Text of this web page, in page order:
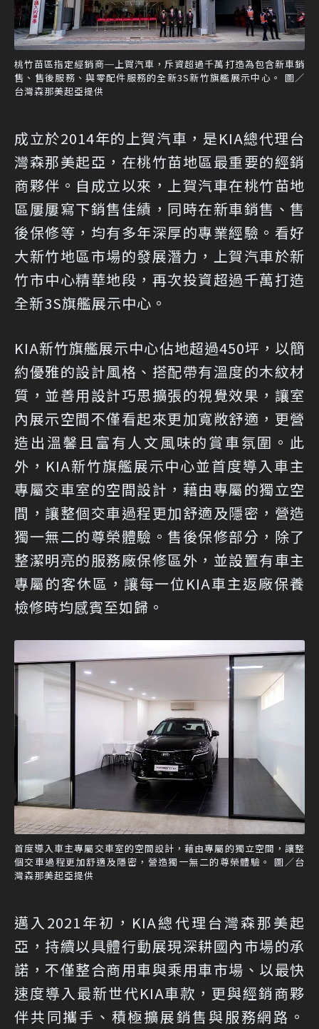
桃竹苗區指定經銷商─上賀汽車，斥資超過千萬打造為包含新車銷
售、售後服務、與零配件服務的全新3S新竹旗艦展示中心。 圖／
台灣森那美起亞提供
成立於2014年的上賀汽車，是KIA總代理台
灣森那美起亞，在桃竹苗地區最重要的經銷
商夥伴。自成立以來，上賀汽車在桃竹苗地
區屢屢寫下銷售佳績，同時在新車銷售、售
後保修等，均有多年深厚的專業經驗。看好
大新竹地區市場的發展潛力，上賀汽車於新
竹市中心精華地段，再次投資超過千萬打造
全新3S旗艦展示中心。
KIA新竹旗艦展示中心佔地超過450坪，以簡
約優雅的設計風格、搭配帶有溫度的木紋材
質，並善用設計巧思擴張的視覺效果，讓室
內展示空間不僅看起來更加寬敞舒適，更營
造出溫馨且富有人文風味的賞車氛圍。此
外，KIA新竹旗艦展示中心並首度導入車主
專屬交車室的空間設計，藉由專屬的獨立空
間，讓整個交車過程更加舒適及隱密，營造
獨一無二的尊榮體驗。售後保修部分，除了
整潔明亮的服務廠保修區外，並設置有車主
專屬的客休區，讓每一位KIA車主返廠保養
檢修時均感賓至如歸。
首度導入車主專屬交車室的空間設計，藉由專屬的獨立空間，讓整
個交車過程更加舒適及隱密，營造獨一無二的尊榮體驗。 圖／台
灣森那美起亞提供
邁入2021年初，KIA總代理台灣森那美起
亞，持續以具體行動展現深耕國內市場的承
諾，不僅整合商用車與乘用車市場、以最快
速度導入最新世代KIA車款，更與經銷商夥
伴共同攜手、積極擴展銷售與服務網路。